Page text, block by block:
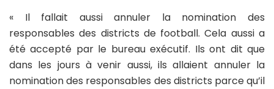
« Il fallait aussi annuler la nomination des
responsables des districts de football. Cela aussi a
été accepté par le bureau exécutif. Ils ont dit que
dans les jours à venir aussi, ils allaient annuler la
nomination des responsables des districts parce qu’il